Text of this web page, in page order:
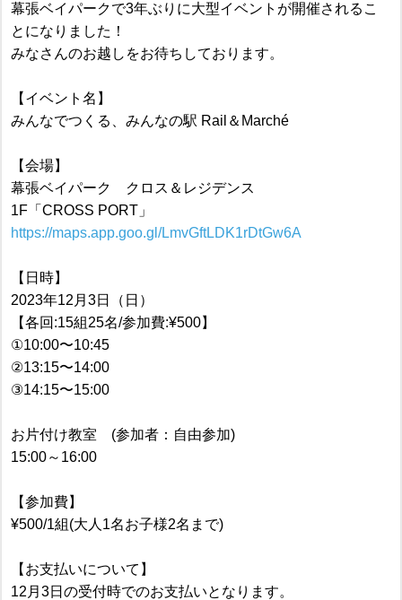
幕張ベイパークで3年ぶりに大型イベントが開催されるこ
とになりました！
みなさんのお越しをお待ちしております。
【イベント名】
みんなでつくる、みんなの駅 Rail＆Marché
【会場】
幕張ベイパーク クロス＆レジデンス
1F「CROSS PORT」
https://maps.app.goo.gl/LmvGftLDK1rDtGw6A
【日時】
2023年12月3日（日）
【各回:15組25名/参加費:¥500】
①10:00〜10:45
②13:15〜14:00
③14:15〜15:00
お片付け教室 (参加者：自由参加)
15:00～16:00
【参加費】
¥500/1組(大人1名お子様2名まで)
【お支払いについて】
12月3日の受付時でのお支払いとなります。